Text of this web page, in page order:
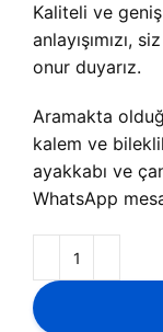
Kaliteli ve
anlayışımızı,
onur duyarız.
Aramakta
kalem ve
ayakkabı ve
WhatsApp